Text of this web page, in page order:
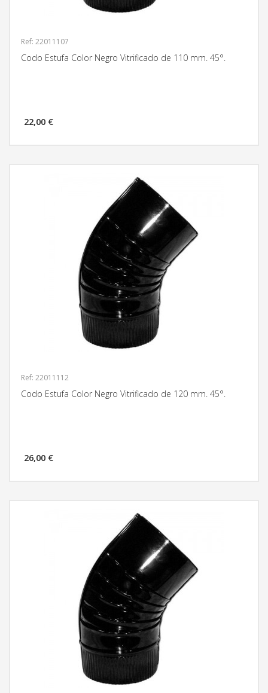
Ref: 22011107
Codo Estufa Color Negro Vitrificado de 110 mm. 45°.
22,00 €
Ref: 22011112
Codo Estufa Color Negro Vitrificado de 120 mm. 45°.
26,00 €